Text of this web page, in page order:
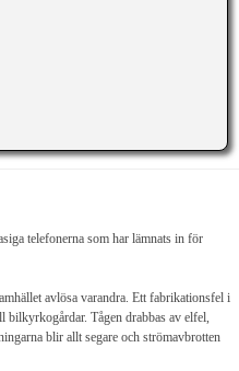
telefonerna som har lämnats in för
avlösa varandra. Ett fabrikationsfel i
Tågen drabbas av elfel,
blir allt segare och strömavbrotten